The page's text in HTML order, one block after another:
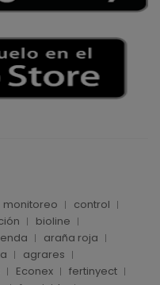
monitoreo
control
bioline
araña roja
agrares
Econex
fertinyect